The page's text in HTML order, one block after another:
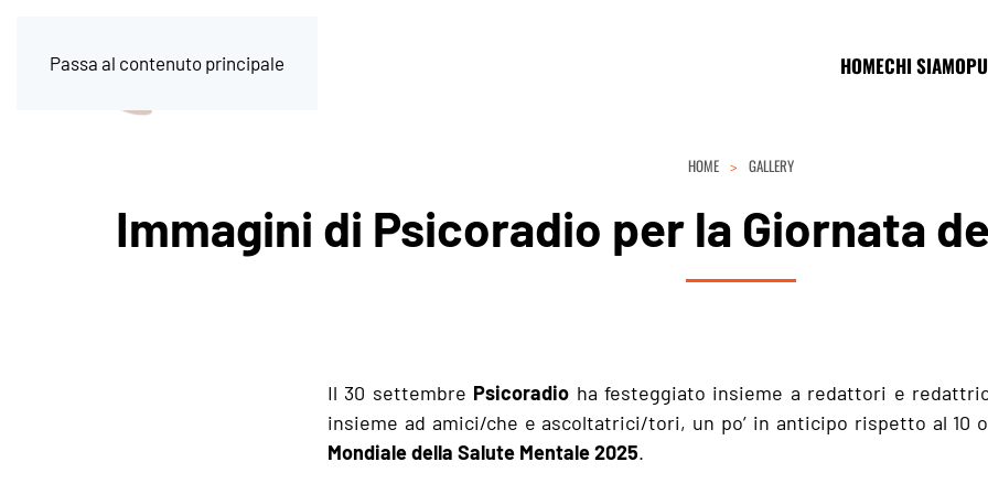
Passa al contenuto principale HOMECHI SIAMO
HOME GALLERY
Immagini di Psicoradio per la Giornata
Il 30 settembre Psicoradio ha festeggiato insieme a redattori e
insieme ad amici/che e ascoltatrici/tori, un po’ in anticipo rispetto al 10
Mondiale della Salute Mentale 2025.